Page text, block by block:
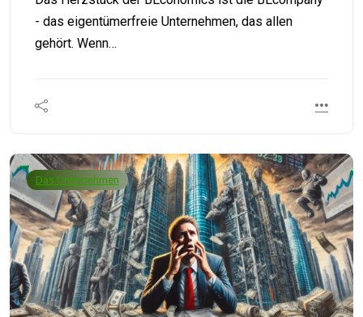
- das eigentümerfreie Unternehmen, das allen
gehört. Wenn…
Das Unternehmen